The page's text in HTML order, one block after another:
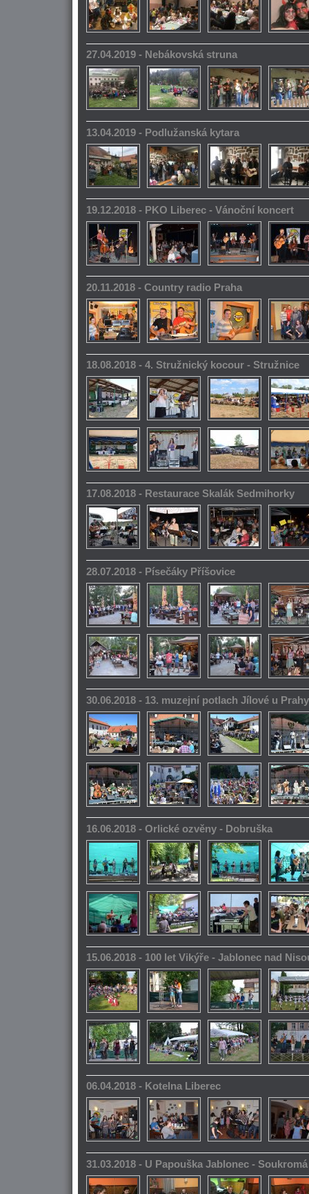
27.04.2019 - Nebákovská struna
13.04.2019 - Podlužanská kytara
19.12.2018 - PKO Liberec - Vánoční koncert
20.11.2018 - Country radio Praha
18.08.2018 - 4. Stružnický kocour - Stružnice
17.08.2018 - Restaurace Skalák Sedmihorky
28.07.2018 - Písečáky Příšovice
30.06.2018 - 13. muzejní potlach Jílové u Prahy
16.06.2018 - Orlické ozvěny - Dobruška
15.06.2018 - 100 let Vikýře - Jablonec nad
06.04.2018 - Kotelna Liberec
31.03.2018 - U Papouška Jablonec -